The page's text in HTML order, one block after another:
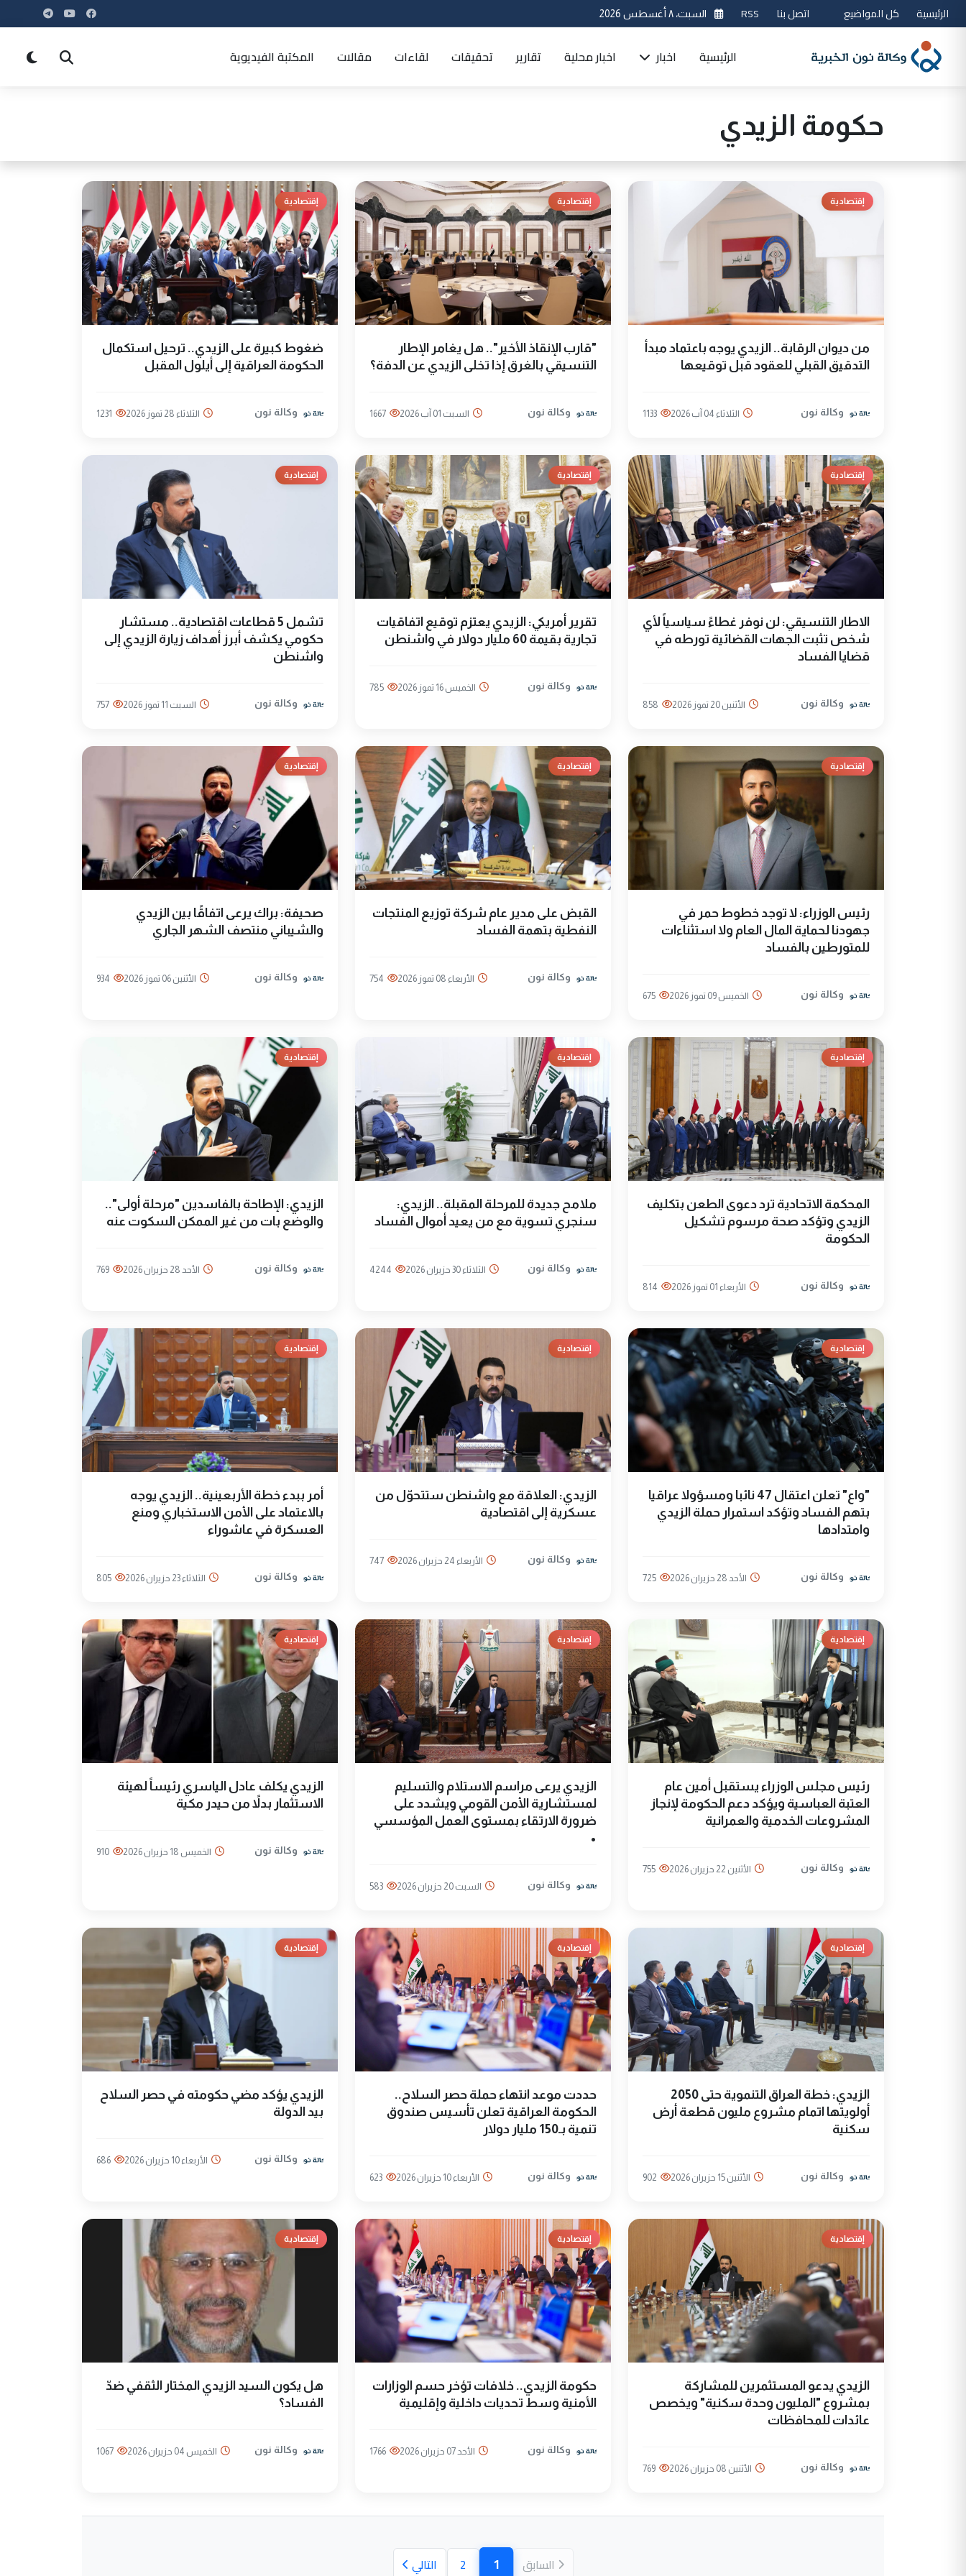
الرئيسية كل المواضيع اتصل بنا RSS السبت، ٨ أغسطس 2026
الرئيسية اخبار اخبار محلية تقارير تحقيقات لقاءات مقالات المكتبة الفيديوية
حكومة الزيدي
إقتصادية
من ديوان الرقابة.. الزيدي يوجه باعتماد مبدأ
التدقيق القبلي للعقود قبل توقيعها
وكالة نون الثلاثاء 04 آب 2026 1133
إقتصادية
"قارب الإنقاذ الأخير".. هل يغامر الإطار
التنسيقي بالغرق إذا تخلى الزيدي عن الدفة؟
وكالة نون السبت 01 آب 2026 1667
إقتصادية
ضغوط كبيرة على الزيدي.. ترحيل استكمال
الحكومة العراقية إلى أيلول المقبل
وكالة نون الثلاثاء 28 تموز 2026 1231
إقتصادية
الاطار التنسيقي: لن نوفر غطاءً سياسياً لأي
شخص تثبت الجهات القضائية تورطه في
قضايا الفساد
وكالة نون الأثنين 20 تموز 2026 858
إقتصادية
تقرير أمريكي: الزيدي يعتزم توقيع اتفاقيات
تجارية بقيمة 60 مليار دولار في واشنطن
وكالة نون الخميس 16 تموز 2026 785
إقتصادية
تشمل 5 قطاعات اقتصادية.. مستشار
حكومي يكشف أبرز أهداف زيارة الزيدي إلى
واشنطن
وكالة نون السبت 11 تموز 2026 757
إقتصادية
رئيس الوزراء: لا توجد خطوط حمر في
جهودنا لحماية المال العام ولا استثناءات
للمتورطين بالفساد
وكالة نون الخميس 09 تموز 2026 675
إقتصادية
القبض على مدير عام شركة توزيع المنتجات
النفطية بتهمة الفساد
وكالة نون الأربعاء 08 تموز 2026 754
إقتصادية
صحيفة: براك يرعى اتفاقًا بين الزيدي
والشيباني منتصف الشهر الجاري
وكالة نون الأثنين 06 تموز 2026 934
إقتصادية
المحكمة الاتحادية ترد دعوى الطعن بتكليف
الزيدي وتؤكد صحة مرسوم تشكيل
الحكومة
وكالة نون الأربعاء 01 تموز 2026 814
إقتصادية
ملامح جديدة للمرحلة المقبلة.. الزيدي:
سنجري تسوية مع من يعيد أموال الفساد
وكالة نون الثلاثاء 30 حزيران 2026 4244
إقتصادية
الزيدي: الإطاحة بالفاسدين "مرحلة أولى"..
والوضع بات من غير الممكن السكوت عنه
وكالة نون الأحد 28 حزيران 2026 769
إقتصادية
"واع" تعلن اعتقال 47 نائبا ومسؤولا عراقيا
بتهم الفساد وتؤكد استمرار حملة الزيدي
وامتدادها
وكالة نون الأحد 28 حزيران 2026 725
إقتصادية
الزيدي: العلاقة مع واشنطن ستتحوّل من
عسكرية إلى اقتصادية
وكالة نون الأربعاء 24 حزيران 2026 747
إقتصادية
أمر ببدء خطة الأربعينية.. الزيدي يوجه
بالاعتماد على الأمن الاستخباري ومنع
العسكرة في عاشوراء
وكالة نون الثلاثاء 23 حزيران 2026 805
إقتصادية
رئيس مجلس الوزراء يستقبل أمين عام
العتبة العباسية ويؤكد دعم الحكومة لإنجاز
المشروعات الخدمية والعمرانية
وكالة نون الأثنين 22 حزيران 2026 755
إقتصادية
الزيدي يرعى مراسم الاستلام والتسليم
لمستشارية الأمن القومي ويشدد على
ضرورة الارتقاء بمستوى العمل المؤسسي
•
وكالة نون السبت 20 حزيران 2026 583
إقتصادية
الزيدي يكلف عادل الياسري رئيساً لهيئة
الاستثمار بدلاً من حيدر مكية
وكالة نون الخميس 18 حزيران 2026 910
إقتصادية
الزيدي: خطة العراق التنموية حتى 2050
أولويتها اتمام مشروع مليون قطعة أرض
سكنية
وكالة نون الأثنين 15 حزيران 2026 902
إقتصادية
حددت موعد انتهاء حملة حصر السلاح..
الحكومة العراقية تعلن تأسيس صندوق
تنمية بـ150 مليار دولار
وكالة نون الأربعاء 10 حزيران 2026 623
إقتصادية
الزيدي يؤكد مضي حكومته في حصر السلاح
بيد الدولة
وكالة نون الأربعاء 10 حزيران 2026 686
إقتصادية
الزيدي يدعو المستثمرين للمشاركة
بمشروع "المليون وحدة سكنية" ويخصص
عائدات للمحافظات
وكالة نون الأثنين 08 حزيران 2026 769
إقتصادية
حكومة الزيدي.. خلافات تؤخر حسم الوزارات
الأمنية وسط تحديات داخلية وإقليمية
وكالة نون الأحد 07 حزيران 2026 1766
إقتصادية
هل يكون السيد الزيدي المختار الثقفي ضدّ
الفساد؟
وكالة نون الخميس 04 حزيران 2026 1067
السابق 1
2 التالي